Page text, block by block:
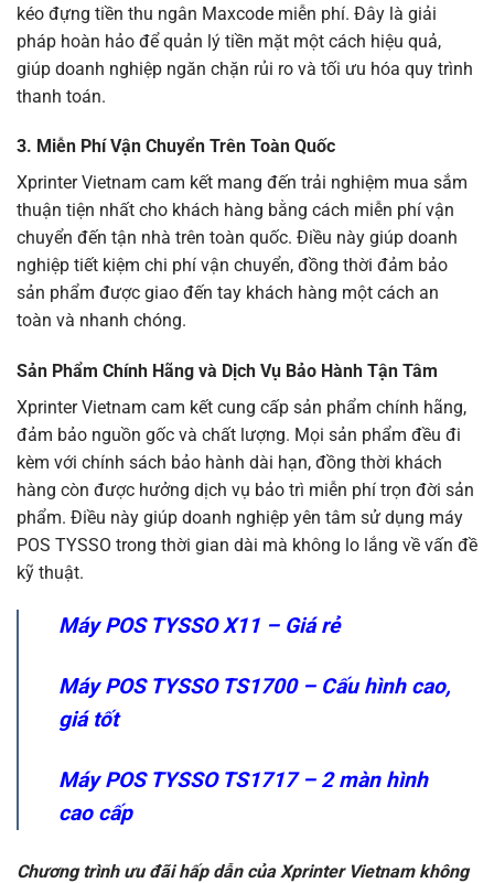
kéo đựng tiền thu ngân Maxcode miễn phí. Đây là giải
pháp hoàn hảo để quản lý tiền mặt một cách hiệu quả,
giúp doanh nghiệp ngăn chặn rủi ro và tối ưu hóa quy trình
thanh toán.
3. Miễn Phí Vận Chuyển Trên Toàn Quốc
Xprinter Vietnam cam kết mang đến trải nghiệm mua sắm
thuận tiện nhất cho khách hàng bằng cách miễn phí vận
chuyển đến tận nhà trên toàn quốc. Điều này giúp doanh
nghiệp tiết kiệm chi phí vận chuyển, đồng thời đảm bảo
sản phẩm được giao đến tay khách hàng một cách an
toàn và nhanh chóng.
Sản Phẩm Chính Hãng và Dịch Vụ Bảo Hành Tận Tâm
Xprinter Vietnam cam kết cung cấp sản phẩm chính hãng,
đảm bảo nguồn gốc và chất lượng. Mọi sản phẩm đều đi
kèm với chính sách bảo hành dài hạn, đồng thời khách
hàng còn được hưởng dịch vụ bảo trì miễn phí trọn đời sản
phẩm. Điều này giúp doanh nghiệp yên tâm sử dụng máy
POS TYSSO trong thời gian dài mà không lo lắng về vấn đề
kỹ thuật.
Máy POS TYSSO X11 – Giá rẻ
Máy POS TYSSO TS1700 – Cấu hình cao,
giá tốt
Máy POS TYSSO TS1717 – 2 màn hình
cao cấp
Chương trình ưu đãi hấp dẫn của Xprinter Vietnam không